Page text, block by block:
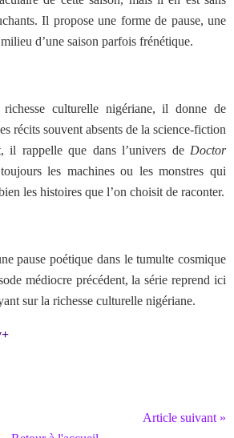
Il propose une forme de pause, une
d’une saison parfois frénétique.
culturelle nigériane, il donne de
récits souvent absents de la science-fiction
il rappelle que dans l’univers de Doctor
les machines ou les monstres qui
les histoires que l’on choisit de raconter.
pause poétique dans le tumulte cosmique
médiocre précédent, la série reprend ici
sur la richesse culturelle nigériane.
Article suivant »